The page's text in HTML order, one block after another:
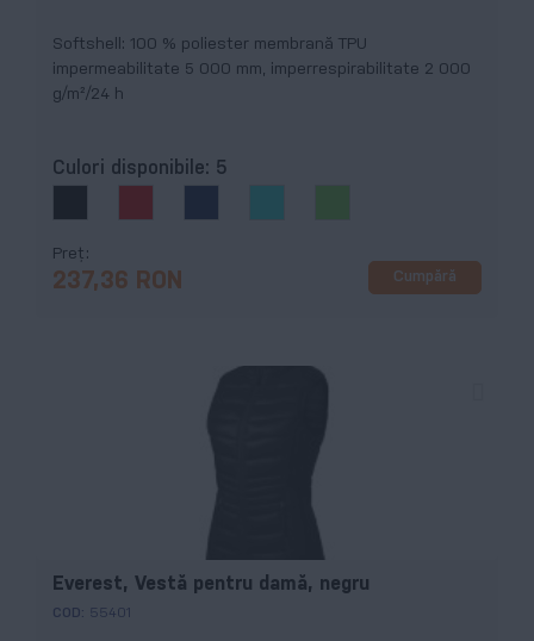
Softshell: 100 % poliester membrană TPU
impermeabilitate 5 000 mm, imperrespirabilitate 2 000
g/m²/24 h
Culori disponibile: 5
Preț
237,36 RON Cumpără
Everest, Vestă pentru damă, negru
COD: 55401